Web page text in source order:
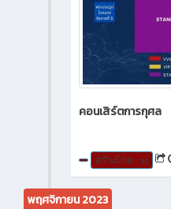
คอนเสิร์ตการกุศล
สร้างโดย : sr
พฤศจิกายน 2023